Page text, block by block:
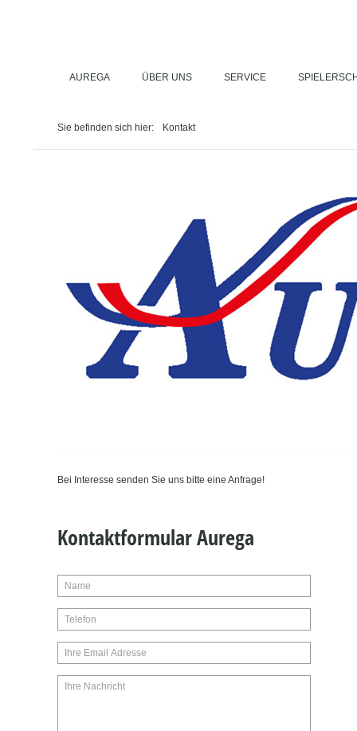
AUREGA ÜBER UNS SERVICE
Sie befinden sich hier: Kontakt
Bei Interesse senden Sie uns bitte eine Anfrage!
Kontaktformular Aurega